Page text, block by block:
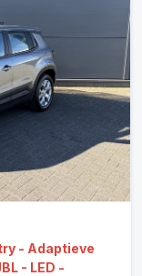
- Adaptieve
- LED -